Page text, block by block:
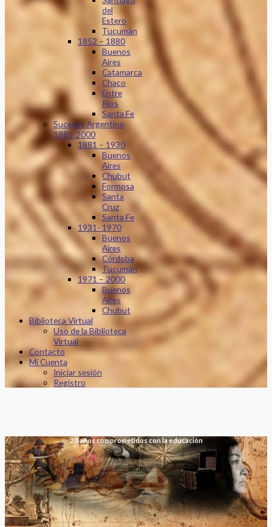
del
Estero
Tucumán
1852 – 1880
Buenos
Aires
Catamarca
Chaco
Entre
Ríos
Santa Fe
Sucesos Argentino
1881-2000
1881 – 1930
Buenos
Aires
Chubut
Formosa
Santa
Cruz
Santa Fe
1931- 1970
Buenos
Aires
Córdoba
Tucumán
1971 – 2000
Buenos
Aires
Chubut
Biblioteca Virtual
Uso de la Biblioteca
Virtual
Contacto
Mi Cuenta
Iniciar sesión
Registro
20 años comprometidos con la educación